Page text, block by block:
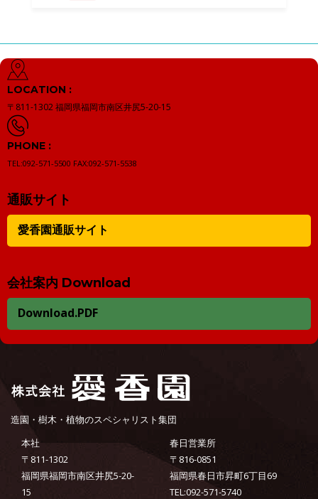
LOCATION :
〒811-1302福岡県福岡市南区井尻5-20-15
PHONE :
TEL:092-571-5500 FAX:092-571-5538
通販サイト
愛香園通販サイト
会社案内 Download
Download.PDF
造園・樹木・植物のスペシャリスト集団
本社
〒811-1302
福岡県福岡市南区井尻5-20-
15
春日営業所
〒816-0851
福岡県春日市昇町6丁目69
TEL:092-571-5740